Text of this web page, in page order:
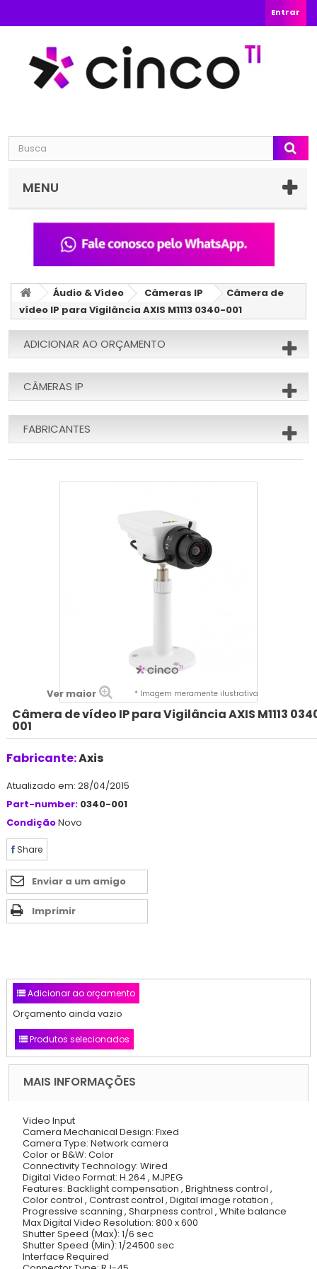
Entrar
MENU
Áudio & Vídeo Câmeras IP
Câmera de
vídeo IP para Vigilância AXIS M1113 0340-001
ADICIONAR AO ORÇAMENTO
CÂMERAS IP
FABRICANTES
Ver maior * Imagem meramente ilustrativa
Câmera de vídeo IP para Vigilância AXIS M1113
001
Fabricante:Axis
Atualizado em: 28/04/2015
Part-number: 0340-001
CondiçãoNovo
Share
Enviar a um amigo
Imprimir
Adicionar ao orçamento
Orçamento ainda vazio
Produtos selecionados
MAIS INFORMAÇÕES
Video Input
Camera Mechanical Design: Fixed
Camera Type: Network camera
Color or B&W: Color
Connectivity Technology: Wired
Digital Video Format: H.264 , MJPEG
Features: Backlight compensation , Brightness control ,
Color control , Contrast control , Digital image rotation ,
Progressive scanning , Sharpness control , White balance
Max Digital Video Resolution: 800 x 600
Shutter Speed (Max): 1/6 sec
Shutter Speed (Min): 1/24500 sec
Interface Required